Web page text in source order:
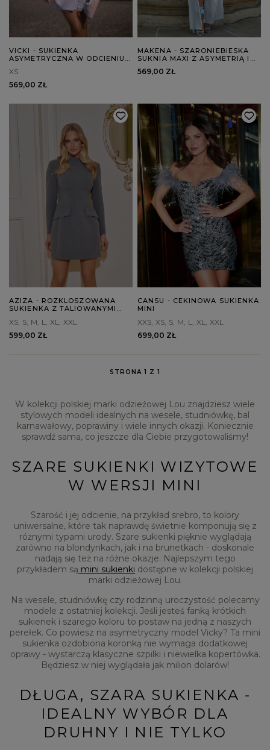
VICKI - SUKIENKA
ASYMETRYCZNA W ODCIENIU
XS
569,00 ZŁ
MAKENA - SZARONIEBIESKA
SUKNIA MAXI Z ASYMETRIĄ I
569,00 ZŁ
AZIZA - ROZKLOSZOWANA
SUKIENKA Z TALIOWANYMI
XS S M L XL
XXL
599,00 ZŁ
CANSU - CEKINOWA SUKIENKA
MINI
XXS XS S M L XL
XXL
699,00 ZŁ
STRONA 1 Z 1
W kolekcji polskiej marki odzieżowej Lou znajdziesz wiele
stylowych modeli idealnych na wesele, studniówkę, bal
karnawałowy, poprawiny i wiele innych okazji. Koniecznie
sprawdź sama, co jeszcze dla Ciebie przygotowaliśmy!
SZARE SUKIENKI WIZYTOWE
W WERSJI MINI
Szarość i jej odcienie, na przykład srebro, to kolory
uniwersalne, które tak naprawdę świetnie komponują się z
różnymi typami urody. Szare sukienki pięknie wyglądają
zarówno na blondynkach, jak i na brunetkach - doskonale
nadają się też na różne okazje. Najlepszym tego
przykładem są mini sukienki dostępne w kolekcji polskiej
marki odzieżowej Lou.
Na wesele, studniówkę czy rodzinną uroczystość polecamy
modele z ostatniej kolekcji. Jeśli jesteś fanką krótkich
sukienek i szarego koloru to postaw na jedną z naszych
perełek. Co powiesz na asymetryczny model Vicky? Ta mini
sukienka ozdobiona koronką nie wymaga dodatkowej
oprawy - wystarczą klasyczne szpilki i niewielka kopertówka.
Będziesz w niej wyglądała jak milion dolarów!
DŁUGA, SZARA SUKIENKA -
IDEALNY WYBÓR DLA
DRUHNY I NIE TYLKO